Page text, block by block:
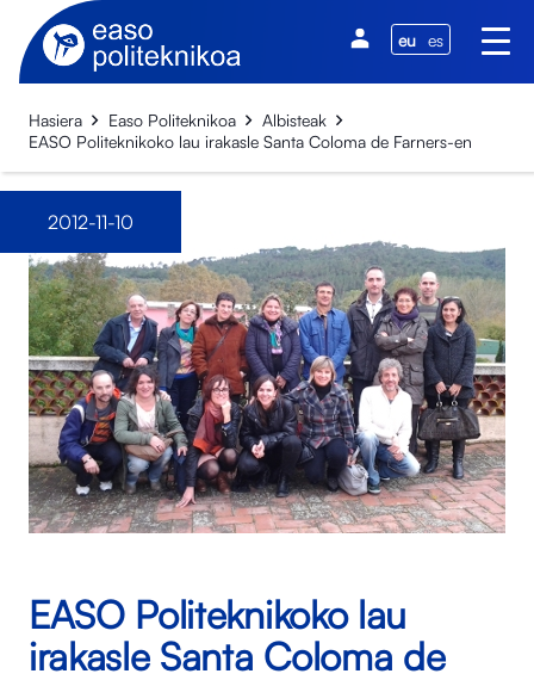
eu es
Hasiera Easo Politeknikoa
Albisteak
EASO Politeknikoko lau irakasle Santa Coloma de Farners-en
2012-11-10
EASO Politeknikoko lau
irakasle Santa Coloma de